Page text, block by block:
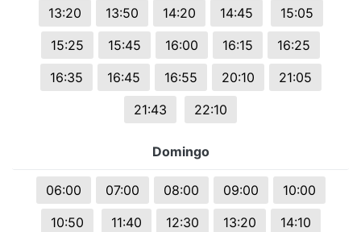
13:20
13:50 14:20 14:45
15:05
15:25
15:45 16:00 16:15
16:25
16:35
16:45 16:55 20:10
21:05
21:43
22:10
Domingo
06:00 07:00 08:00 09:00
10:00
10:50
11:40 12:30 13:20
14:10